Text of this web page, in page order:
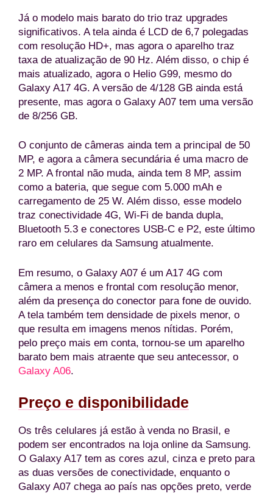
Já o modelo mais barato do trio traz upgrades
significativos. A tela ainda é LCD de 6,7 polegadas
com resolução HD+, mas agora o aparelho traz
taxa de atualização de 90 Hz. Além disso, o chip é
mais atualizado, agora o Helio G99, mesmo do
Galaxy A17 4G. A versão de 4/128 GB ainda está
presente, mas agora o Galaxy A07 tem uma versão
de 8/256 GB.
O conjunto de câmeras ainda tem a principal de 50
MP, e agora a câmera secundária é uma macro de
2 MP. A frontal não muda, ainda tem 8 MP, assim
como a bateria, que segue com 5.000 mAh e
carregamento de 25 W. Além disso, esse modelo
traz conectividade 4G, Wi-Fi de banda dupla,
Bluetooth 5.3 e conectores USB-C e P2, este último
raro em celulares da Samsung atualmente.
Em resumo, o Galaxy A07 é um A17 4G com
câmera a menos e frontal com resolução menor,
além da presença do conector para fone de ouvido.
A tela também tem densidade de pixels menor, o
que resulta em imagens menos nítidas. Porém,
pelo preço mais em conta, tornou-se um aparelho
barato bem mais atraente que seu antecessor, o
Galaxy A06.
Preço e disponibilidade
Os três celulares já estão à venda no Brasil, e
podem ser encontrados na loja online da Samsung.
O Galaxy A17 tem as cores azul, cinza e preto para
as duas versões de conectividade, enquanto o
Galaxy A07 chega ao país nas opções preto, verde